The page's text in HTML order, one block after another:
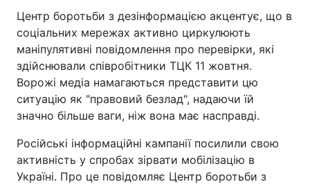
Центр боротьби з дезінформацією акцентує, що в
соціальних мережах активно циркулюють
маніпулятивні повідомлення про перевірки, які
здійснювали співробітники ТЦК 11 жовтня.
Ворожі медіа намагаються представити цю
ситуацію як "правовий безлад", надаючи їй
значно більше ваги, ніж вона має насправді.
Російські інформаційні кампанії посилили свою
активність у спробах зірвати мобілізацію в
Україні. Про це повідомляє Центр боротьби з